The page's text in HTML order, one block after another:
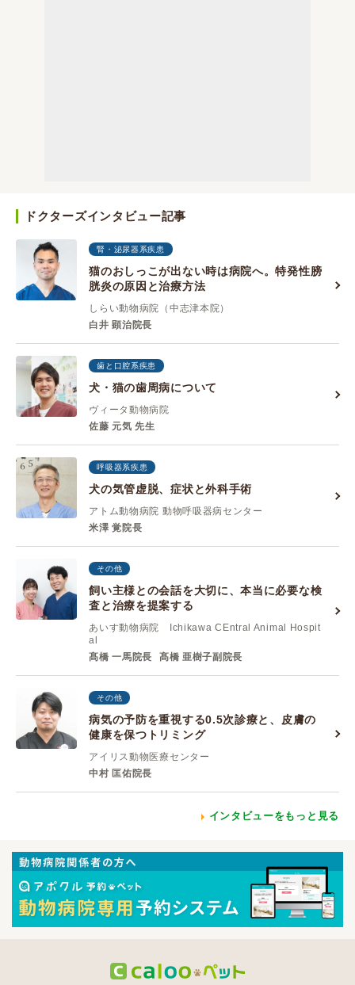
ドクターズインタビュー記事
腎・泌尿器系疾患
猫のおしっこが出ない時は病院へ。特発性膀
胱炎の原因と治療方法
しらい動物病院（中志津本院）
白井 顕治院長
歯と口腔系疾患
犬・猫の歯周病について
ヴィータ動物病院
佐藤 元気 先生
呼吸器系疾患
犬の気管虚脱、症状と外科手術
アトム動物病院 動物呼吸器病センター
米澤 覚院長
その他
飼い主様との会話を大切に、本当に必要な検
査と治療を提案する
あいす動物病院 Ichikawa CEntral Animal Hospit
al
髙橋 一馬院長
髙橋 亜樹子副院長
その他
病気の予防を重視する0.5次診療と、皮膚の
健康を保つトリミング
アイリス動物医療センター
中村 匡佑院長
インタビューをもっと見る